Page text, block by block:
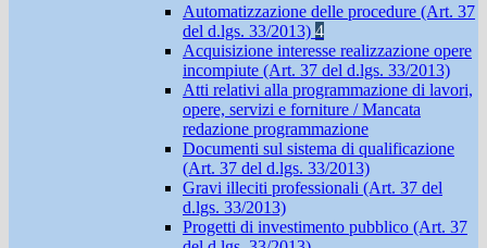
Automatizzazione delle procedure (Art. 37
del d.lgs. 33/2013) 4
Acquisizione interesse realizzazione opere
incompiute (Art. 37 del d.lgs. 33/2013)
Atti relativi alla programmazione di lavori,
opere, servizi e forniture / Mancata
redazione programmazione
Documenti sul sistema di qualificazione
(Art. 37 del d.lgs. 33/2013)
Gravi illeciti professionali (Art. 37 del
d.lgs. 33/2013)
Progetti di investimento pubblico (Art. 37